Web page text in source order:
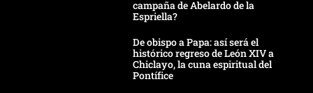
campaña de Abelardo de la
Espriella?
De obispo a Papa: así será el
histórico regreso de León XIV a
Chiclayo, la cuna espiritual del
Pontífice